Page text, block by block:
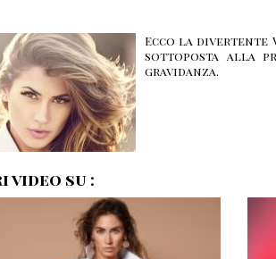
Ecco la divertente
sottoposta alla
gravidanza.
su :